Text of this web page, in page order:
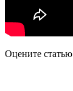
Оцените статью